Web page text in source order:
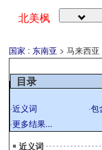
北美枫
国家 : 东南亚 > 马来西亚
目录
·近义词 ·包
·更多结果...
近义词